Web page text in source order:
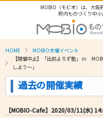
MOBIO（モビオ）は、大阪
府内ものづくり中小
HOME
MOBIO主催イベント
【開催中止】「出前よろず塾」 in
しよう～」
過去の開催実績
【MOBIO-Cafe】2020/03/11(水)